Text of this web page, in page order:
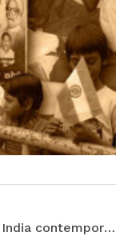
Historia, sociedad y política en India contemporánea